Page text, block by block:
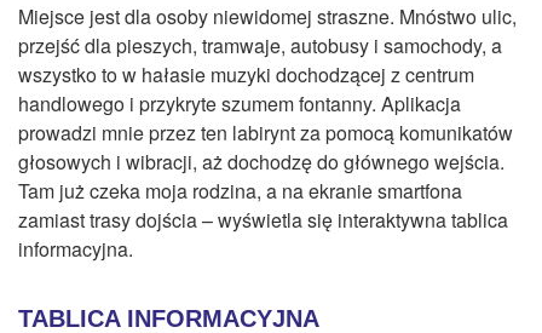
Miejsce jest dla osoby niewidomej straszne. Mnóstwo ulic,
przejść dla pieszych, tramwaje, autobusy i samochody, a
wszystko to w hałasie muzyki dochodzącej z centrum
handlowego i przykryte szumem fontanny. Aplikacja
prowadzi mnie przez ten labirynt za pomocą komunikatów
głosowych i wibracji, aż dochodzę do głównego wejścia.
Tam już czeka moja rodzina, a na ekranie smartfona
zamiast trasy dojścia – wyświetla się interaktywna tablica
informacyjna.
TABLICA INFORMACYJNA